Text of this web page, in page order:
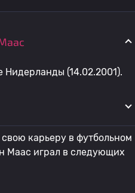
Нидерланды (14.02.2001).
карьеру в футбольном
Маас играл в следующих